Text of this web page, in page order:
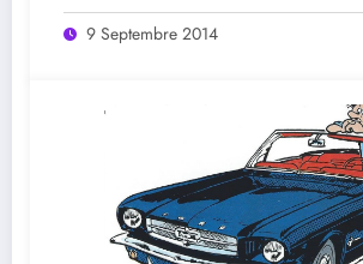
9 Septembre 2014